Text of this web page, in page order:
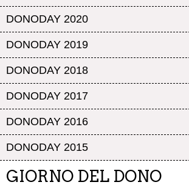
DONODAY 2020
DONODAY 2019
DONODAY 2018
DONODAY 2017
DONODAY 2016
DONODAY 2015
GIORNO DEL DONO